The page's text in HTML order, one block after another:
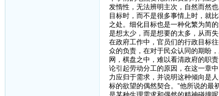
发惰性，无法辨明主次，自然而然
目标时，而不是很多事情上时，就
之处。细化目标也是一种化繁为简
是想太少，而是想要的太多，从而
在政府工作中，官员们的行政目标
众的负责，在对于民众认同的期盼
网，棋盘之中，难以看清政府的职
论引起劳动分工的原因，在这一章
力应归于需求，并说明这种倾向是
标的欲望的偶然契合。”他所说的最
是某种生理需求和偶然的精神碰撞